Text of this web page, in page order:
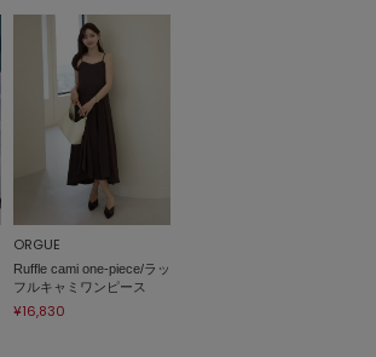
ORGUE
Ruffle cami one-piece/ラッ
フルキャミワンピース
¥16,830